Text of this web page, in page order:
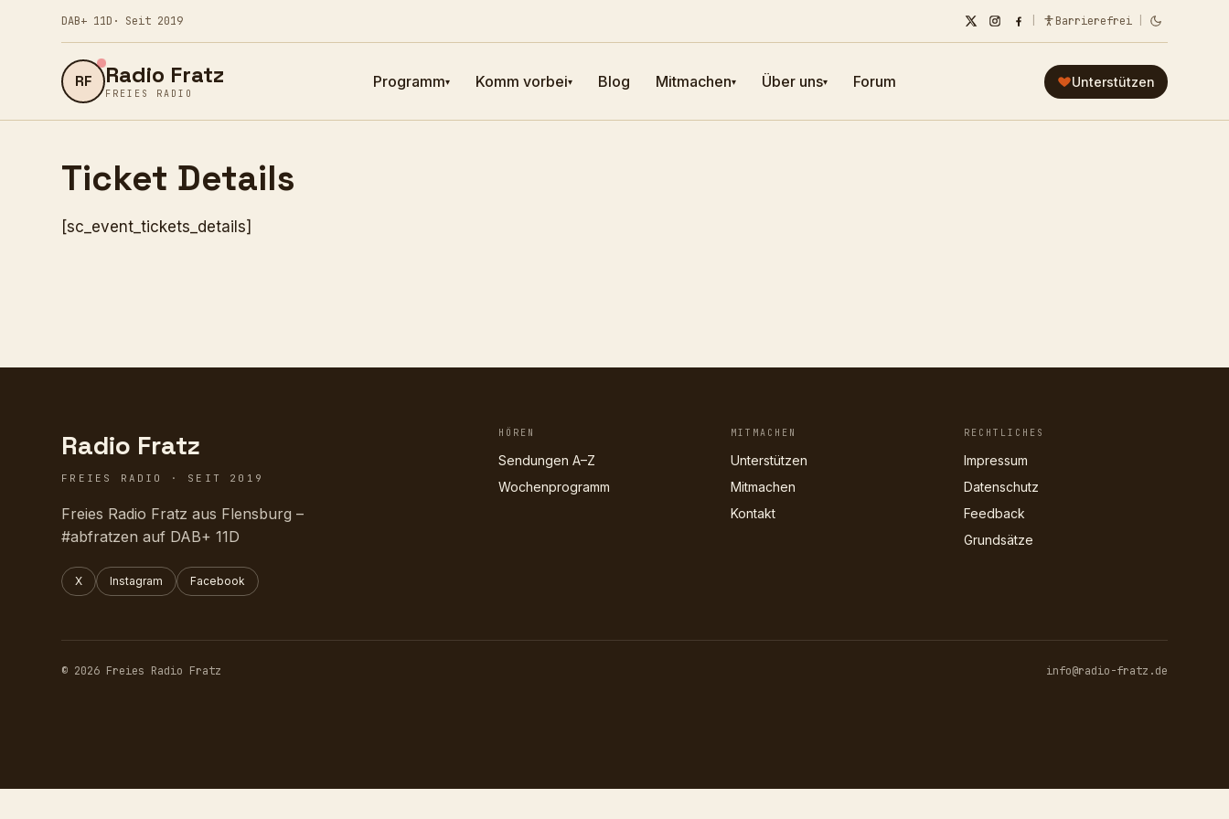
DAB+ 11D · Seit 2019 Barrierefrei
RF Radio Fratz
FREIES RADIO
Programm▾ Komm vorbei▾ Blog Mitmachen▾ Über uns▾ Forum Unterstützen
Ticket Details
[sc_event_tickets_details]
Radio Fratz
FREIES RADIO · SEIT 2019
Freies Radio Fratz aus Flensburg –
#abfratzen auf DAB+ 11D
X Instagram Facebook
HÖREN
Sendungen A–Z
Wochenprogramm
MITMACHEN
Unterstützen
Mitmachen
Kontakt
RECHTLICHES
Impressum
Datenschutz
Feedback
Grundsätze
© 2026 Freies Radio Fratz info@radio-fratz.de